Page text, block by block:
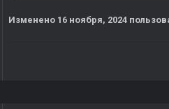
Изменено 16 ноября, 2024